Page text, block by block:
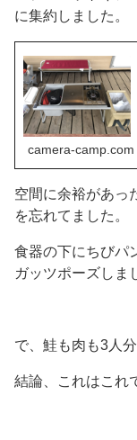
に集約しました。
camera-camp.com
空間に余裕があっ
を忘れてました。
食器の下にちびパ
ガッツポーズしま
で、鮭も肉も3人
結論、これはこれ